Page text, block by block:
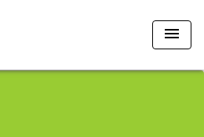
menu